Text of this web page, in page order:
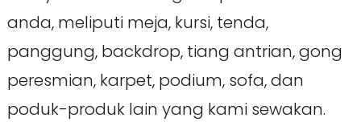
anda, meliputi meja, kursi, tenda,
panggung, backdrop, tiang antrian, gong
peresmian, karpet, podium, sofa, dan
poduk-produk lain yang kami sewakan.